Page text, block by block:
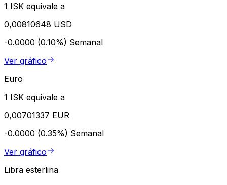
1 ISK equivale a
0,00810648 USD
-0.0000 (0.10%) Semanal
Ver gráfico
Euro
1 ISK equivale a
0,00701337 EUR
-0.0000 (0.35%) Semanal
Ver gráfico
Libra esterlina